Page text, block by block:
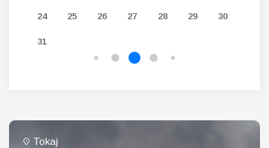
24 25 26 27 28 29 30
31
Tokaj